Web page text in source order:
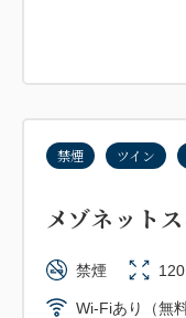
禁煙 ツイン
メゾネット
禁煙
Wi-Fiあり（無料